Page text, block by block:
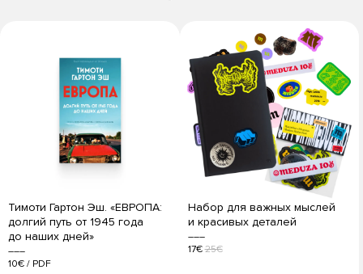
Тимоти Гартон Эш. «ЕВРОПА:
долгий путь от 1945 года
до наших дней»
10€ / PDF
Набор для важных мыслей
и красивых деталей
17€ 25€